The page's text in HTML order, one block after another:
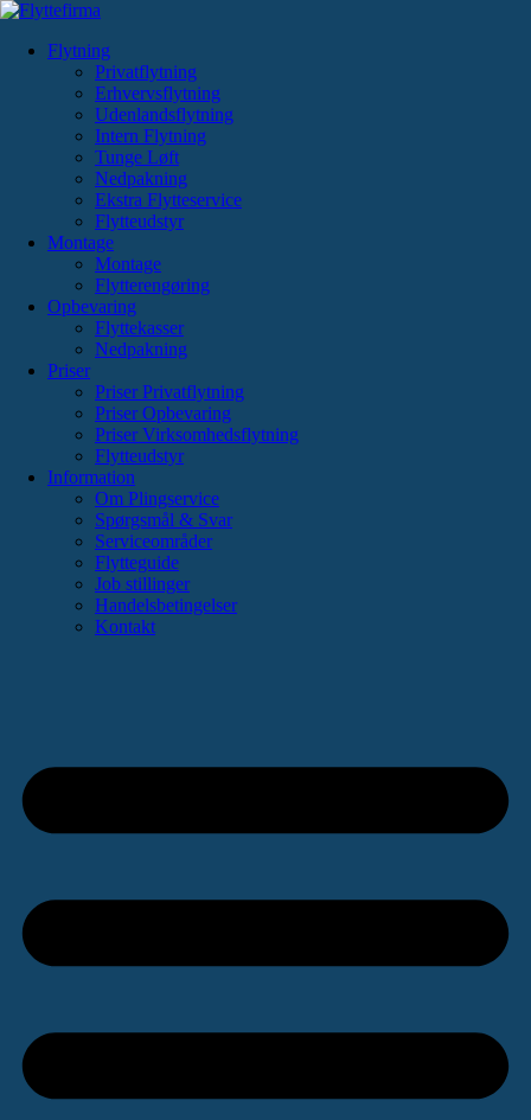
Videre
indholdFlytning
Privatflytning
Erhvervsflytning
Udenlandsflytning
Intern Flytning
Tunge Løft
Nedpakning
Ekstra Flytteservice
Flytteudstyr
Montage
Montage
Flytterengøring
Opbevaring
Flyttekasser
Nedpakning
Priser
Priser Privatflytning
Priser Opbevaring
Priser Virksomhedsflytning
Flytteudstyr
Information
Om Plingservice
Spørgsmål & Svar
Serviceområder
Flytteguide
Job stillinger
Handelsbetingelser
Kontakt